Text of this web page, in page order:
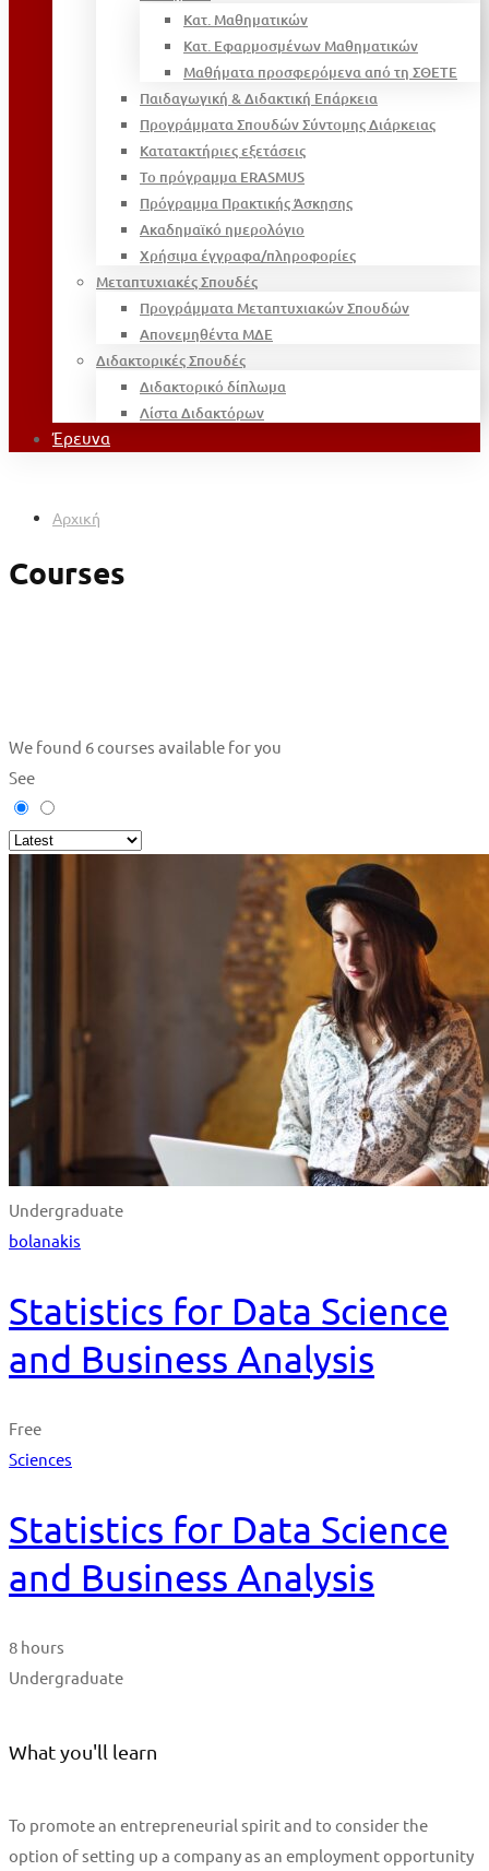
Κατ. Μαθηματικών
Κατ. Εφαρμοσμένων Μαθηματικών
Μαθήματα προσφερόμενα από τη ΣΘΕΤΕ
Παιδαγωγική & Διδακτική Επάρκεια
Προγράμματα Σπουδών Σύντομης Διάρκειας
Κατατακτήριες εξετάσεις
Το πρόγραμμα ERASMUS
Πρόγραμμα Πρακτικής Άσκησης
Ακαδημαϊκό ημερολόγιο
Χρήσιμα έγγραφα/πληροφορίες
Μεταπτυχιακές Σπουδές
Προγράμματα Μεταπτυχιακών Σπουδών
Απονεμηθέντα ΜΔΕ
Διδακτορικές Σπουδές
Διδακτορικό δίπλωμα
Λίστα Διδακτόρων
Έρευνα
Αρχική
Courses
We found 6courses available for you
See
Undergraduate
bolanakis
Statistics for Data Science
and Business Analysis
Free
Sciences
Statistics for Data Science
and Business Analysis
8 hours
Undergraduate
What you'll learn
To promote an entrepreneurial spirit and to consider the
option of setting up a company as an employment opportunity